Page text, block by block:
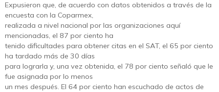
Expusieron que, de acuerdo con datos obtenidos a través de la
encuesta con la Coparmex,
realizada a nivel nacional por las organizaciones aquí
mencionadas, el 87 por ciento ha
tenido dificultades para obtener citas en el SAT, el 65 por ciento
ha tardado más de 30 días
para lograrla y, una vez obtenida, el 78 por ciento señaló que le
fue asignada por lo menos
un mes después. El 64 por ciento han escuchado de actos de